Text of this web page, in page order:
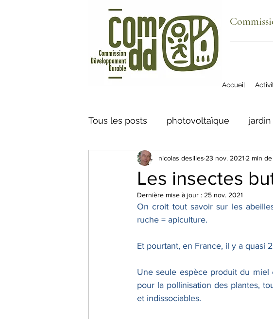
Accueil
Tous les posts photovoltaïque
Vélo à Assistance Electrique agenda
caméra thermique Centre aéré
Jumelles informations PC
Les insectes
nicolas desilles 23 nov. 2021 2 min
Dernière mise à jour : 25 nov. 2021
On croit tout savoir sur les
ruche = apiculture.
Et pourtant, en France, il y a quasi
Une seule espèce produit du miel
pour la pollinisation des plantes,
et indissociables.